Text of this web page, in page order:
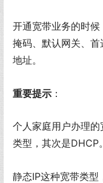
开通宽带业务的时
掩码、默认网关、
地址。
重要提示 ：
个人家庭用户办理
类型，其次是DHCP。
静态IP这种宽带类